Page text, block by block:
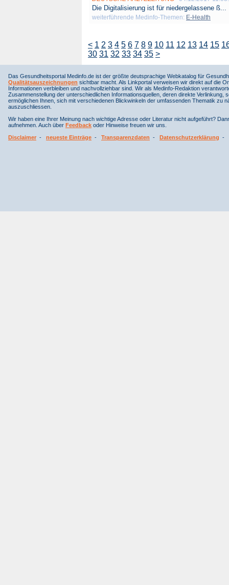
Die Digitalisierung ist für niedergelassene ß...
weiterführende Medinfo-Themen: E-Health
< 1 2 3 4 5 6 7 8 9 10 11 12 13 14 15
30 31 32 33 34 35 >
Das Gesundheitsportal Medinfo.de ist der größte deutsprachige Webkatalog für
Qualitätsauszeichnungen sichtbar macht. Als Linkportal verweisen wir direkt auf die
Informationen verbleiben und nachvollziehbar sind. Wir als Medinfo-Redaktion
Zusammenstellung der unterschiedlichen Informationsquellen, deren direkte
ermöglichen Ihnen, sich mit verschiedenen Blickwinkeln der umfassenden Thematik
auszuschliessen.
Wir haben eine Ihrer Meinung nach wichtige Adresse oder Literatur nicht aufgeführt?
aufnehmen. Auch über Feedback oder Hinweise freuen wir uns.
Disclaimer - neueste Einträge - Transparenzdaten - Datenschutzerklärung -